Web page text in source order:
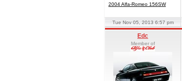
2004 Alfa-Romeo 156SW
Tue Nov 05, 2013 6:57 pm
Edc
Member of